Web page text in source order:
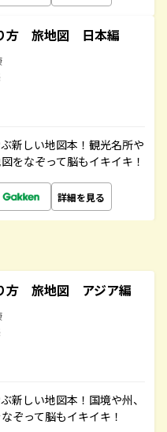
方 旅地図 日本編
新しい地図本！観光名所や
をなぞって脳もイキイキ！
詳細を見る
方 旅地図 アジア編
新しい地図本！国境や州、
ぞって脳もイキイキ！